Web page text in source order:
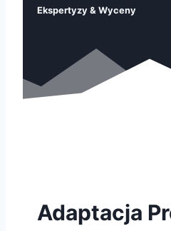
Ekspertyzy & Wyceny
Adaptacja